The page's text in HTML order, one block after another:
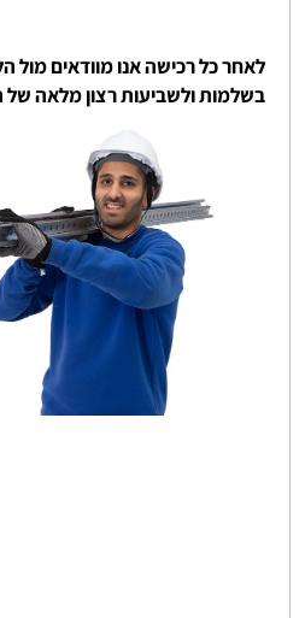
לאחר כל רכישה אנו מוודאים מול
בשלמות ולשביעות רצון מלאה של